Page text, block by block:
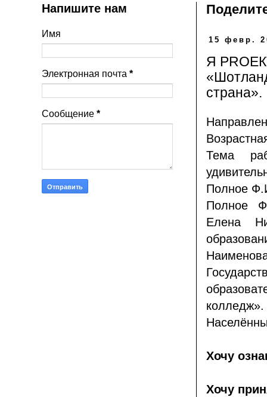
15 февр.
Я
страна».
Тема
Полное
Полное
Елена
колледж».
Хочу
Хочу
Напишите нам
Имя
Электронная почта *
Сообщение *